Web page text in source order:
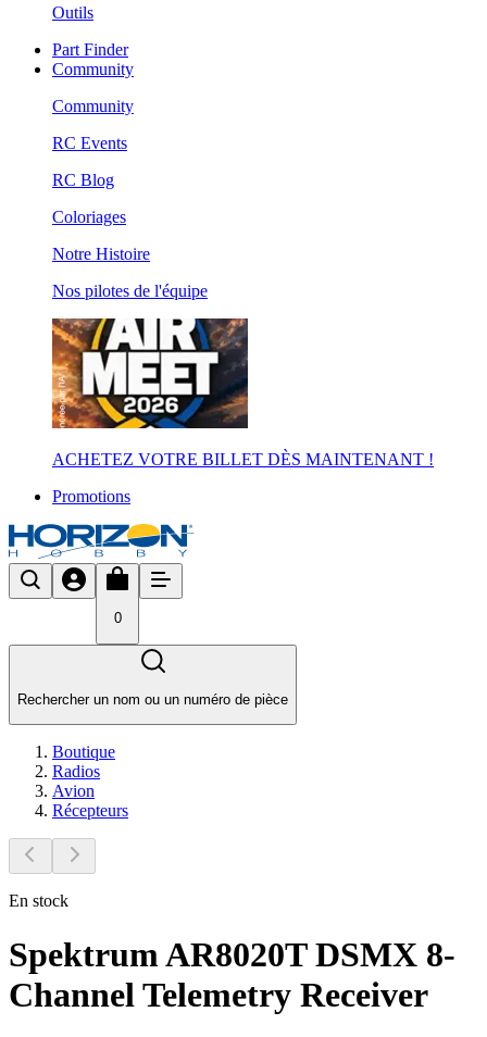
Outils
Part Finder
Community
Community
RC Events
RC Blog
Coloriages
Notre Histoire
Nos pilotes de l'équipe
ACHETEZ VOTRE BILLET DÈS MAINTENANT !
Promotions
0
Rechercher un nom ou un numéro de pièce
Boutique
Radios
Avion
Récepteurs
En stock
Spektrum AR8020T DSMX 8-
Channel Telemetry Receiver